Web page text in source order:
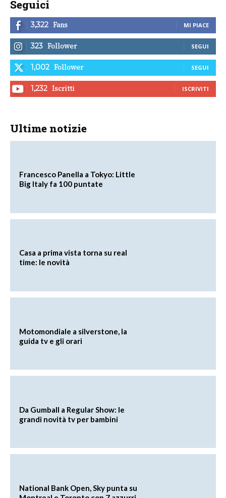
Seguici
3,322 Fans MI PIACE
323 Follower SEGUI
1,002 Follower SEGUI
1,232 Iscritti ISCRIVITI
Ultime notizie
Francesco Panella a Tokyo: Little
Big Italy fa 100 puntate
Casa a prima vista torna su real
time: le novità
Motomondiale a silverstone, la
guida tv e gli orari
Da Gumball a Regular Show: le
grandi novità tv per bambini
National Bank Open, Sky punta su